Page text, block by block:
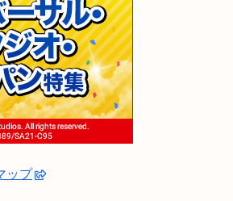
ップ